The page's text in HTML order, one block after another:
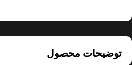
توضیحات محصول